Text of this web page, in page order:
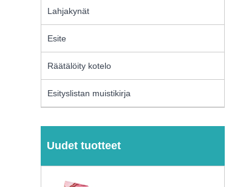
Lahjakynät
Esite
Räätälöity kotelo
Esityslistan muistikirja
Uudet tuotteet